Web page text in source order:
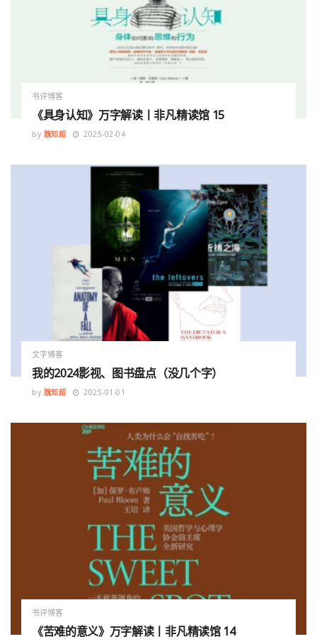
书评博客
《具身认知》万字解读丨非凡精读馆 15
by 魏知超 2025-02-04
文字博客
我的2024影视、图书盘点（没几个字）
by 魏知超 2025-01-01
书评博客
《苦难的意义》万字解读丨非凡精读馆 14